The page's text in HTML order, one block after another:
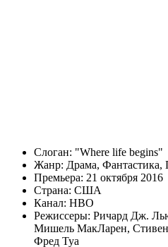
Слоган:
Where life begins
Жанр: Драма, Фантастика,
Премьера: 21 октября 2016
Страна: США
Канал: HBO
Режиссеры: Ричард Дж.
Мишель МакЛарен,
Фред Туа